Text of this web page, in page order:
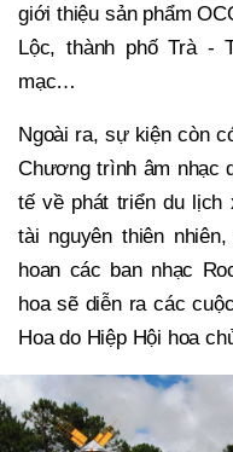
giới thiệu sản phẩm
Lộc, thành phố Trà -
mạc…
Ngoài ra, sự kiện còn
Chương trình âm nhạc
tế về phát triển du lịch
tài nguyên thiên
hoan các ban nhạc
hoa sẽ diễn ra các
Hoa do Hiệp Hội hoa